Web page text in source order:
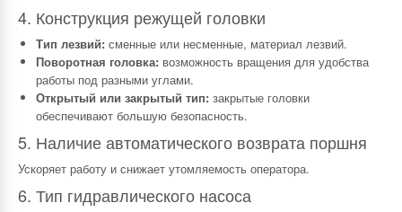
4. Конструкция режущей головки
Тип лезвий: сменные или несменные, материал лезвий.
Поворотная головка: возможность вращения для удобства
работы под разными углами.
Открытый или закрытый тип: закрытые головки
обеспечивают большую безопасность.
5. Наличие автоматического возврата поршня
Ускоряет работу и снижает утомляемость оператора.
6. Тип гидравлического насоса